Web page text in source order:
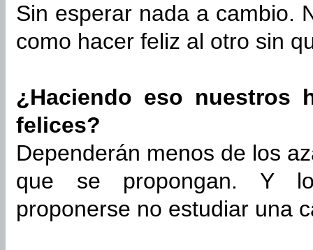
Sin esperar nada a cambio.
como hacer feliz al otro sin
¿Haciendo eso nuestros
felices?
Dependerán menos de los
que se propongan. Y
proponerse no estudiar una